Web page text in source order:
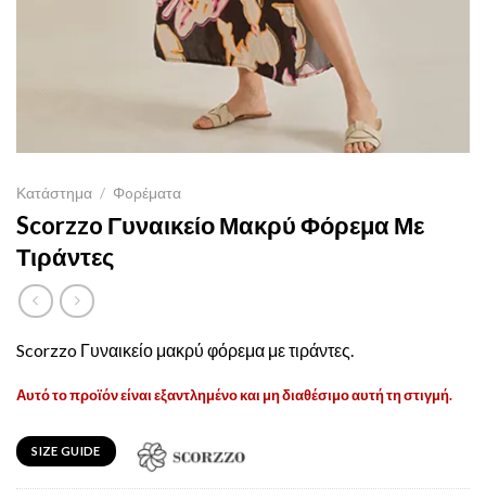
Κατάστημα / Φoρέματα
Scorzzo Γυναικείο Μακρύ Φόρεμα Με
Τιράντες
Scorzzo Γυναικείο μακρύ φόρεμα με τιράντες.
Αυτό το προϊόν είναι εξαντλημένο και μη διαθέσιμο αυτή τη στιγμή.
SIZE GUIDE